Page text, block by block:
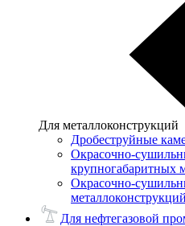
Для металлоконструкций
Дробеструйные
Окрасочно-
крупногабаритных
Окрасочно-
металлоконструкций
Для нефтегазовой